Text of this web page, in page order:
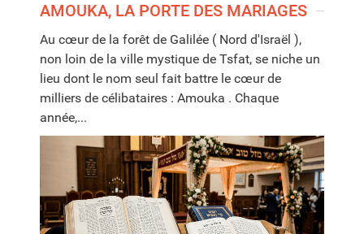
AMOUKA, LA PORTE DES MARIAGES
Au cœur de la forêt de Galilée ( Nord d'Israël ),
non loin de la ville mystique de Tsfat, se niche un
lieu dont le nom seul fait battre le cœur de
milliers de célibataires : Amouka . Chaque
année,...